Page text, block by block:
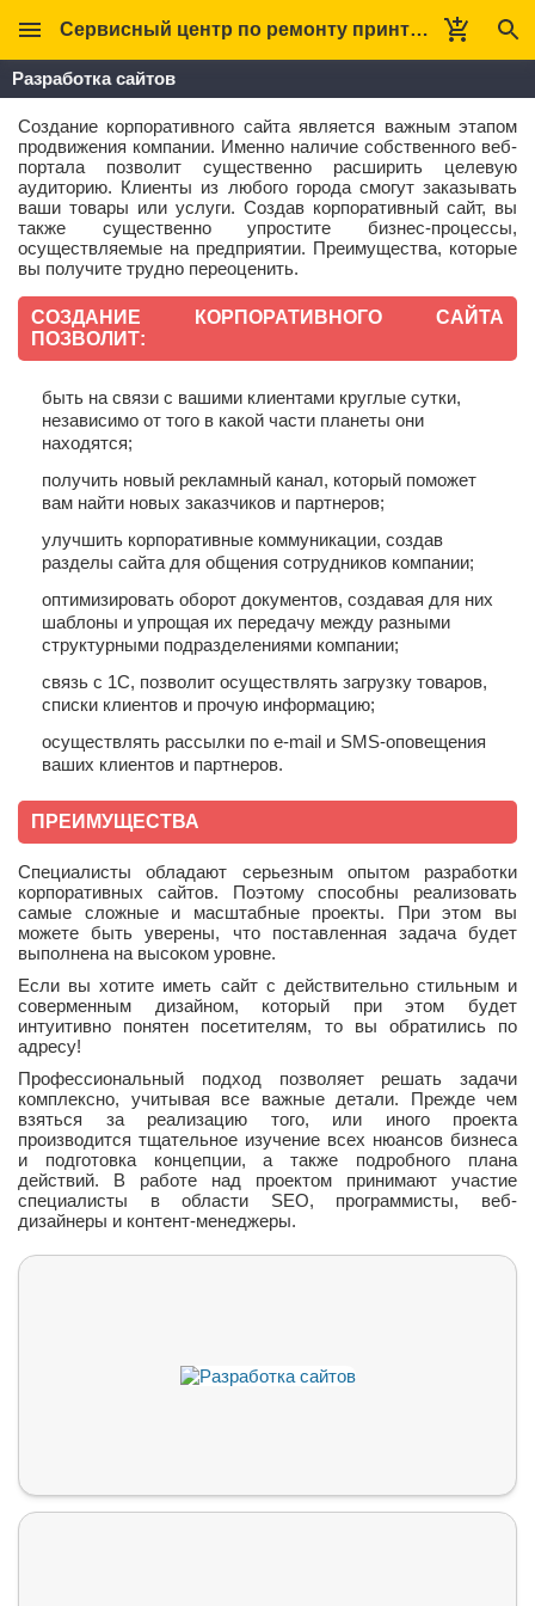
Сервисный центр по ремонту принтеров Кверт
Разработка сайтов
Создание корпоративного сайта является важным этапом
продвижения компании. Именно наличие собственного веб-
портала позволит существенно расширить целевую
аудиторию. Клиенты из любого города смогут заказывать
ваши товары или услуги. Создав корпоративный сайт, вы
также существенно упростите бизнес-процессы,
осуществляемые на предприятии. Преимущества, которые
вы получите трудно переоценить.
СОЗДАНИЕ КОРПОРАТИВНОГО САЙТА
ПОЗВОЛИТ:
быть на связи с вашими клиентами круглые сутки,
независимо от того в какой части планеты они
находятся;
получить новый рекламный канал, который поможет
вам найти новых заказчиков и партнеров;
улучшить корпоративные коммуникации, создав
разделы сайта для общения сотрудников компании;
оптимизировать оборот документов, создавая для них
шаблоны и упрощая их передачу между разными
структурными подразделениями компании;
связь с 1С, позволит осуществлять загрузку товаров,
списки клиентов и прочую информацию;
осуществлять рассылки по e-mail и SMS-оповещения
ваших клиентов и партнеров.
ПРЕИМУЩЕСТВА
Специалисты обладают серьезным опытом разработки
корпоративных сайтов. Поэтому способны реализовать
самые сложные и масштабные проекты. При этом вы
можете быть уверены, что поставленная задача будет
выполнена на высоком уровне.
Если вы хотите иметь сайт с действительно стильным и
соверменным дизайном, который при этом будет
интуитивно понятен посетителям, то вы обратились по
адресу!
Профессиональный подход позволяет решать задачи
комплексно, учитывая все важные детали. Прежде чем
взяться за реализацию того, или иного проекта
производится тщательное изучение всех нюансов бизнеса
и подготовка концепции, а также подробного плана
действий. В работе над проектом принимают участие
специалисты в области SEO, программисты, веб-
дизайнеры и контент-менеджеры.